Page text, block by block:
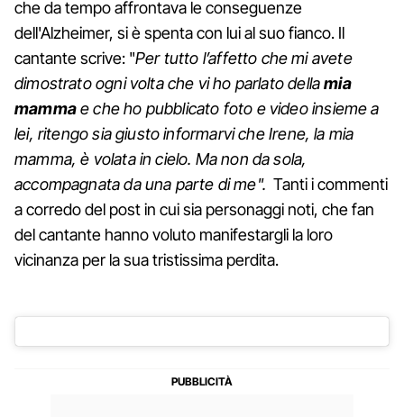
che da tempo affrontava le conseguenze
dell'Alzheimer, si è spenta con lui al suo fianco. Il
cantante scrive: "Per tutto l’affetto che mi avete
dimostrato ogni volta che vi ho parlato dellamia
mammae che ho pubblicato foto e video insieme a
lei, ritengo sia giusto informarvi che Irene, la mia
mamma, è volata in cielo. Ma non da sola,
accompagnata da una parte di me".Tanti i commenti
a corredo del post in cui sia personaggi noti, che fan
del cantante hanno voluto manifestargli la loro
vicinanza per la sua tristissima perdita.